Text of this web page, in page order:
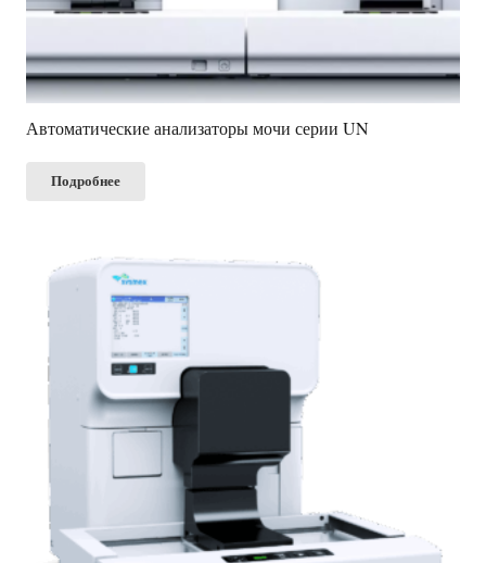
Автоматические анализаторы мочи серии UN
Подробнее